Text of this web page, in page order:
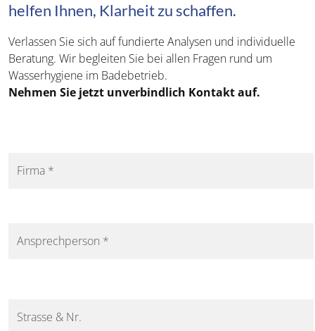
helfen Ihnen, Klarheit zu schaffen.
Verlassen Sie sich auf fundierte Analysen und individuelle
Beratung. Wir begleiten Sie bei allen Fragen rund um
Wasserhygiene im Badebetrieb.
Nehmen Sie jetzt unverbindlich Kontakt auf.
Firma *
Ansprechperson *
Strasse & Nr.